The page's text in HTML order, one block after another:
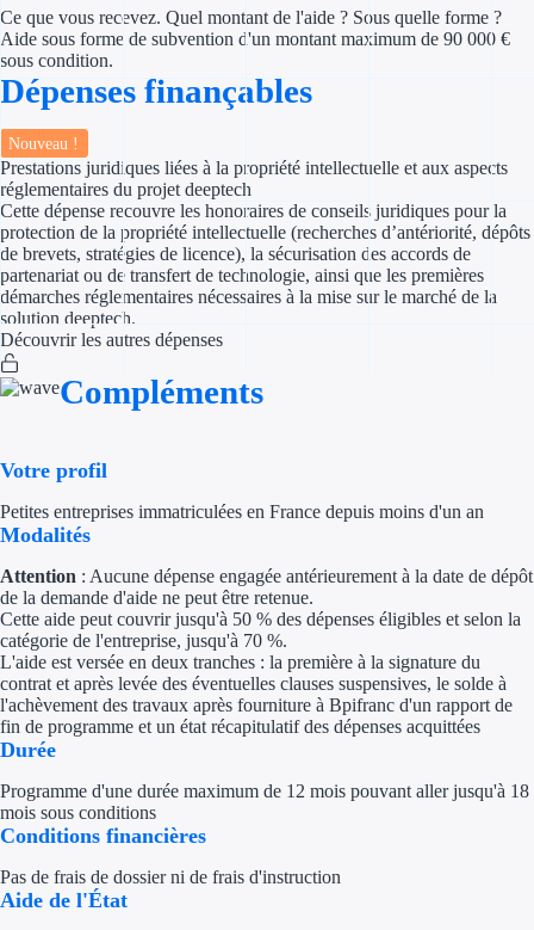
Crédits &
Exonération
Aides Urssaf
Garantie
Aides par
Aides
Ce que vous recevez. Quel montant de l'aide ? Sous quelle forme ?
Aide sous forme de subvention d'un montant maximum de 90 000 €
sous condition.
Dépenses finançables
Nouveau !
Prestations juridiques liées à la propriété intellectuelle et aux aspects
réglementaires du projet deeptech
Cette dépense recouvre les honoraires de conseils juridiques pour la
protection de la propriété intellectuelle (recherches d’antériorité, dépôts
de brevets, stratégies de licence), la sécurisation des accords de
partenariat ou de transfert de technologie, ainsi que les premières
démarches réglementaires nécessaires à la mise sur le marché de la
solution deeptech.
Découvrir les autres dépenses
Compléments
Votre profil
Petites entreprises immatriculées en France depuis moins d'un an
Modalités
Attention : Aucune dépense engagée antérieurement à la date de dépôt
de la demande d'aide ne peut être retenue.
Cette aide peut couvrir jusqu'à 50 % des dépenses éligibles et selon la
catégorie de l'entreprise, jusqu'à 70 %.
L'aide est versée en deux tranches : la première à la signature du
contrat et après levée des éventuelles clauses suspensives, le solde à
l'achèvement des travaux après fourniture à Bpifranc d'un rapport de
fin de programme et un état récapitulatif des dépenses acquittées
Durée
Programme d'une durée maximum de 12 mois pouvant aller jusqu'à 18
mois sous conditions
Conditions financières
Pas de frais de dossier ni de frais d'instruction
Aide de l'État